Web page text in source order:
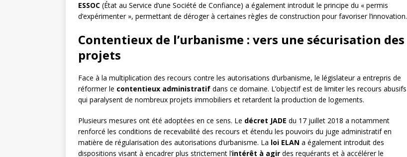
ESSOC (État au Service d’une Société de Confiance) a également introduit le principe du « permis
d’expérimenter », permettant de déroger à certaines règles de construction pour favoriser l’innovation.
Contentieux de l’urbanisme : vers une sécurisation des
projets
Face à la multiplication des recours contre les autorisations d’urbanisme, le législateur a entrepris de
réformer le contentieux administratif dans ce domaine. L’objectif est de limiter les recours abusifs
qui paralysent de nombreux projets immobiliers et retardent la production de logements.
Plusieurs mesures ont été adoptées en ce sens. Le décret JADE du 17 juillet 2018 a notamment
renforcé les conditions de recevabilité des recours et étendu les pouvoirs du juge administratif en
matière de régularisation des autorisations d’urbanisme. La loi ELAN a également introduit des
dispositions visant à encadrer plus strictement l’intérêt à agir des requérants et à accélérer le